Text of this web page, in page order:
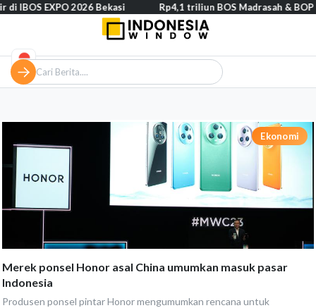
Ekonomi
Merek ponsel Honor asal China umumkan masuk pasar
Indonesia
Produsen ponsel pintar Honor mengumumkan rencana untuk
di IBOS EXPO 2026 Bekasi Rp4,1 triliun BOS Madrasah &